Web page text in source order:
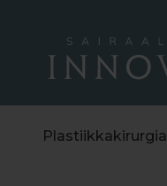
Plastiikkakirurgia